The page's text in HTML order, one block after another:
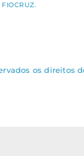
os direitos